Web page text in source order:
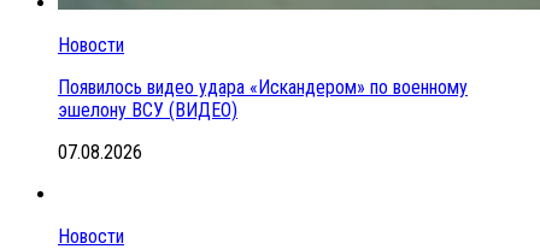
Новости
Появилось видео удара «Искандером» по военному
эшелону ВСУ (ВИДЕО)
07.08.2026
Новости